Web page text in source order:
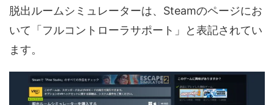
脱出ルームシミュレーターは、Steamのページにお
いて「フルコントローラサポート」と表記されてい
ます。